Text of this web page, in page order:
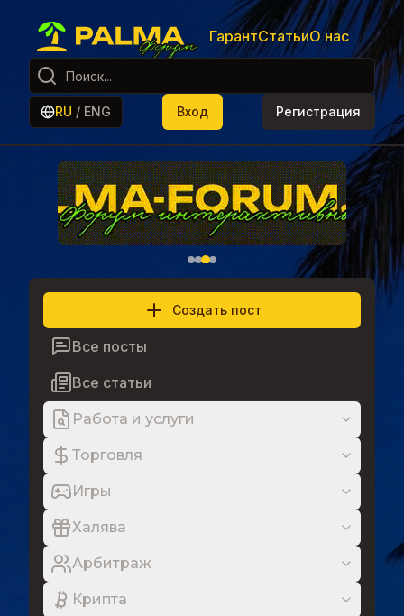
ГарантСтатьиО нас
RU / ENG Вход Регистрация
Создать пост
Все посты
Все статьи
Работа и услуги
Торговля
Игры
Халява
Арбитраж
Крипта